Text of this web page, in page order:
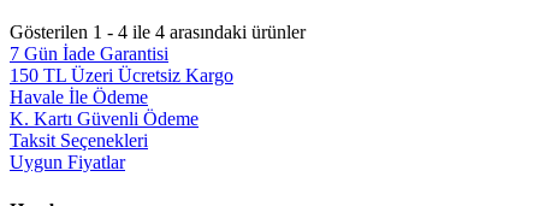
Gösterilen 1 - 4 ile 4 arasındaki ürünler
7 Gün İade Garantisi
150 TL Üzeri Ücretsiz Kargo
Havale İle Ödeme
K. Kartı Güvenli Ödeme
Taksit Seçenekleri
Uygun Fiyatlar